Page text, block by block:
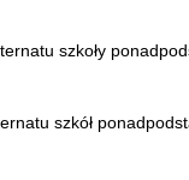
szkoły
szkół